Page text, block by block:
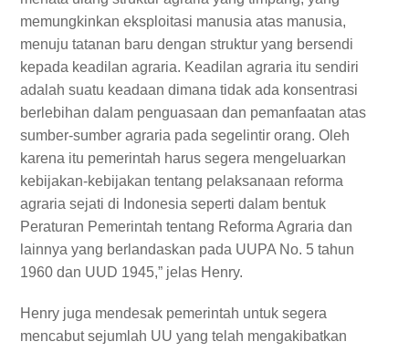
memungkinkan eksploitasi manusia atas manusia,
menuju tatanan baru dengan struktur yang bersendi
kepada keadilan agraria. Keadilan agraria itu sendiri
adalah suatu keadaan dimana tidak ada konsentrasi
berlebihan dalam penguasaan dan pemanfaatan atas
sumber-sumber agraria pada segelintir orang. Oleh
karena itu pemerintah harus segera mengeluarkan
kebijakan-kebijakan tentang pelaksanaan reforma
agraria sejati di Indonesia seperti dalam bentuk
Peraturan Pemerintah tentang Reforma Agraria dan
lainnya yang berlandaskan pada UUPA No. 5 tahun
1960 dan UUD 1945,” jelas Henry.
Henry juga mendesak pemerintah untuk segera
mencabut sejumlah UU yang telah mengakibatkan